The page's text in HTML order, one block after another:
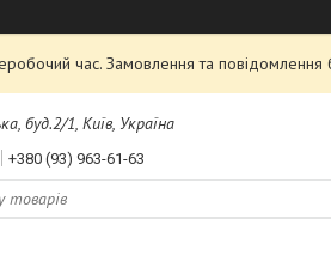
час. Замовлення та
буд.2/1, Київ, Україна
+380 (93) 963-61-63